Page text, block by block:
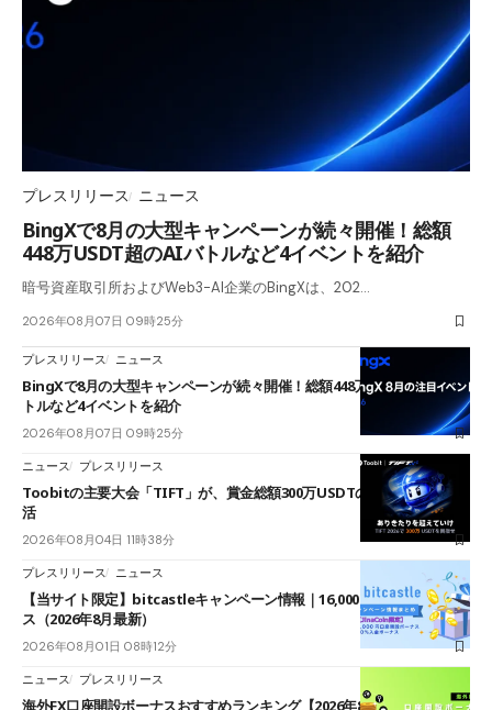
プレスリリース ニュース
BingXで8月の大型キャンペーンが続々開催！総額
448万USDT超のAIバトルなど4イベントを紹介
暗号資産取引所およびWeb3-AI企業のBingXは、202…
2026年08月07日 09時25分
プレスリリース ニュース
BingXで8月の大型キャンペーンが続々開催！総額448万USDT超のAIバ
トルなど4イベントを紹介
2026年08月07日 09時25分
ニュース プレスリリース
Toobitの主要大会「TIFT」が、賞金総額300万USDTのレースとして復
活
2026年08月04日 11時38分
プレスリリース ニュース
【当サイト限定】bitcastleキャンペーン情報｜16,000円口座開設ボーナ
ス（2026年8月最新）
2026年08月01日 08時12分
ニュース プレスリリース
海外FX口座開設ボーナスおすすめランキング【2026年8月最新】